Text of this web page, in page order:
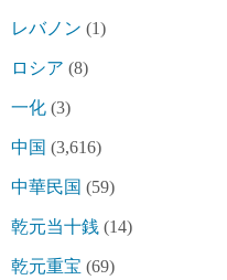
レバノン (1)
ロシア (8)
一化 (3)
中国 (3,616)
中華民国 (59)
乾元当十銭 (14)
乾元重宝 (69)